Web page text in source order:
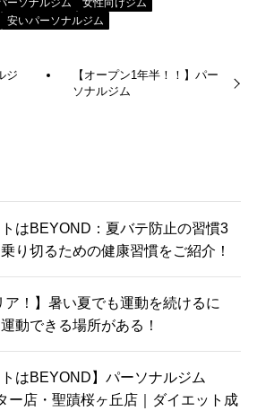
ーソナルジム
女性向けジム
安いパーソナルジム
ジ
【オープン1年半！！】パー
ソナルジム
トはBEYOND：夏バテ防止の習慣3
り切るための健康習慣をご紹介！
ア！】暑い夏でも運動を続けるに
動できる場所がある！
トはBEYOND】パーソナルジム
ー店・聖蹟桜ヶ丘店｜ダイエット成